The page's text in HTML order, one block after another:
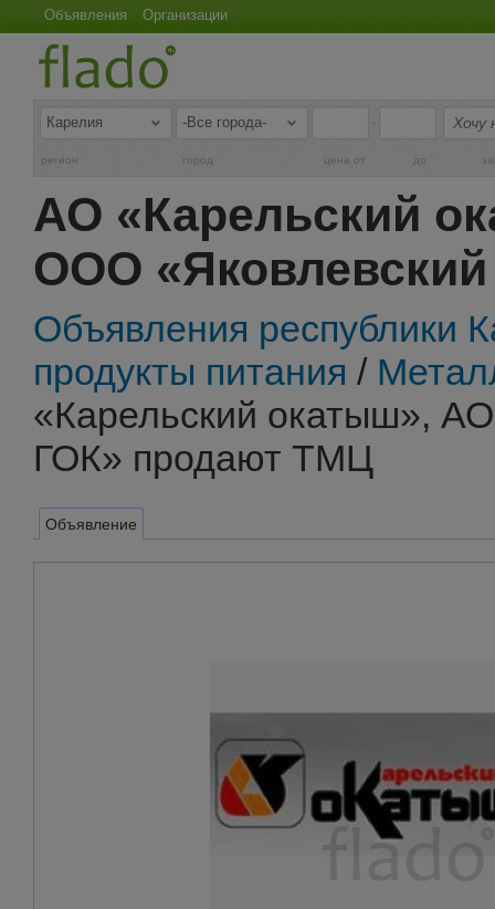
Объявления Организации
-
регион город цена от до
АО «Карельский
ООО
Объявления республики
продукты питания /
«Карельский окатыш»,
ГОК» продают ТМЦ
Объявление